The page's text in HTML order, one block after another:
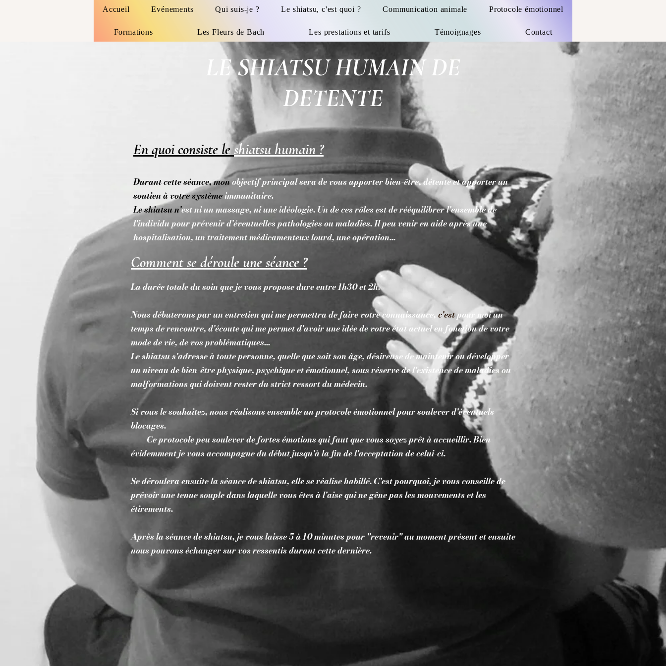
Accueil Evénements Qui suis-je ? Le shiatsu, c'est quoi ? Communication animale Protocole émotionnel
Formations Les Fleurs de Bach Les prestations et tarifs Témoignages Contact
LE SHIATSU HUMAIN DE
DETENTE
En quoi consiste leshiatsu humain ?
Durant cette séance, monobjectif principal sera de vous apporter bien-être, détente et apporter un
soutien à votre systèmeimmunitaire.
Le shiatsu n'est ni un massage, ni une idéologie. Un de ces rôles est de rééquilibrer l'ensemble de
l'individu pour prévenir d'éventuelles pathologies ou maladies. Il peu venir en aide après une
hospitalisation, un traitement médicamenteux lourd, une opération...
Comment se déroule une séance ?
La durée totale du soin que je vous propose dure entre 1h30 et 2h.
Nous débuterons par un entretien qui me permettra de faire votre connaissance,c'estpour moi un
temps de rencontre, d'écoute qui me permet d'avoir une idée de votre état actuel en fonction de votre
mode de vie, de vos problématiques...
Le shiatsu s'adresse à toute personne, quelle que soit son âge, désireuse de maintenir ou développer
un niveau de bien-être physique, psychique et émotionnel, sous réserve de l'existence de maladies ou
malformations qui doivent rester du strict ressort du médecin.
Si vous le souhaitez, nous réalisons ensemble un protocole émotionnel pour soulever d'éventuels
blocages.
Ce protocole peu soulever de fortes émotions qui faut que vous soyez prêt à accueillir. Bien
évidemment je vous accompagne du début jusqu'à la fin de l'acceptation de celui-ci.
Se déroulera ensuite la séance de shiatsu, elle se réalise habillé. C'est pourquoi, je vous conseille de
prévoir une tenue souple dans laquelle vous êtes à l'aise qui ne gêne pas les mouvements et les
étirements.
Après la séance de shiatsu, je vous laisse 5 à 10 minutes pour "revenir" au moment présent et ensuite
nous pouvons échanger sur vos ressentis durant cette dernière.